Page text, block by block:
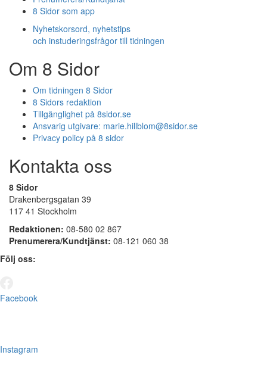
8 Sidor som app
Nyhetskorsord, nyhetstips
och instuderingsfrågor till tidningen
Om 8 Sidor
Om tidningen 8 Sidor
8 Sidors redaktion
Tillgänglighet på 8sidor.se
Ansvarig utgivare: marie.hillblom@8sidor.se
Privacy policy på 8 sidor
Kontakta oss
8 Sidor
Drakenbergsgatan 39
117 41 Stockholm
Redaktionen: 08-580 02 867
Prenumerera/Kundtjänst: 08-121 060 38
Följ oss:
Facebook
Instagram